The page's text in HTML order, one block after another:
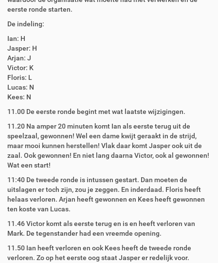
eerste ronde starten.
De indeling:
Ian: H
Jasper: H
Arjan: J
Victor: K
Floris: L
Lucas: N
Kees: N
11.00 De eerste ronde begint met wat laatste wijzigingen.
11.20 Na amper 20 minuten komt Ian als eerste terug uit de
speelzaal, gewonnen! Wel een dame kwijt geraakt in de strijd,
maar mooi kunnen herstellen! Vlak daar komt Jasper ook uit de
zaal. Ook gewonnen! En niet lang daarna Victor, ook al gewonnen!
Wat een start!
11:40 De tweede ronde is intussen gestart. Dan moeten de
uitslagen er toch zijn, zou je zeggen. En inderdaad. Floris heeft
helaas verloren. Arjan heeft gewonnen en Kees heeft gewonnen
ten koste van Lucas.
11.46 Victor komt als eerste terug en is en heeft verloren van
Mark. De tegenstander had een vreemde opening.
11.50 Ian heeft verloren en ook Kees heeft de tweede ronde
verloren. Zo op het eerste oog staat Jasper er redelijk voor.